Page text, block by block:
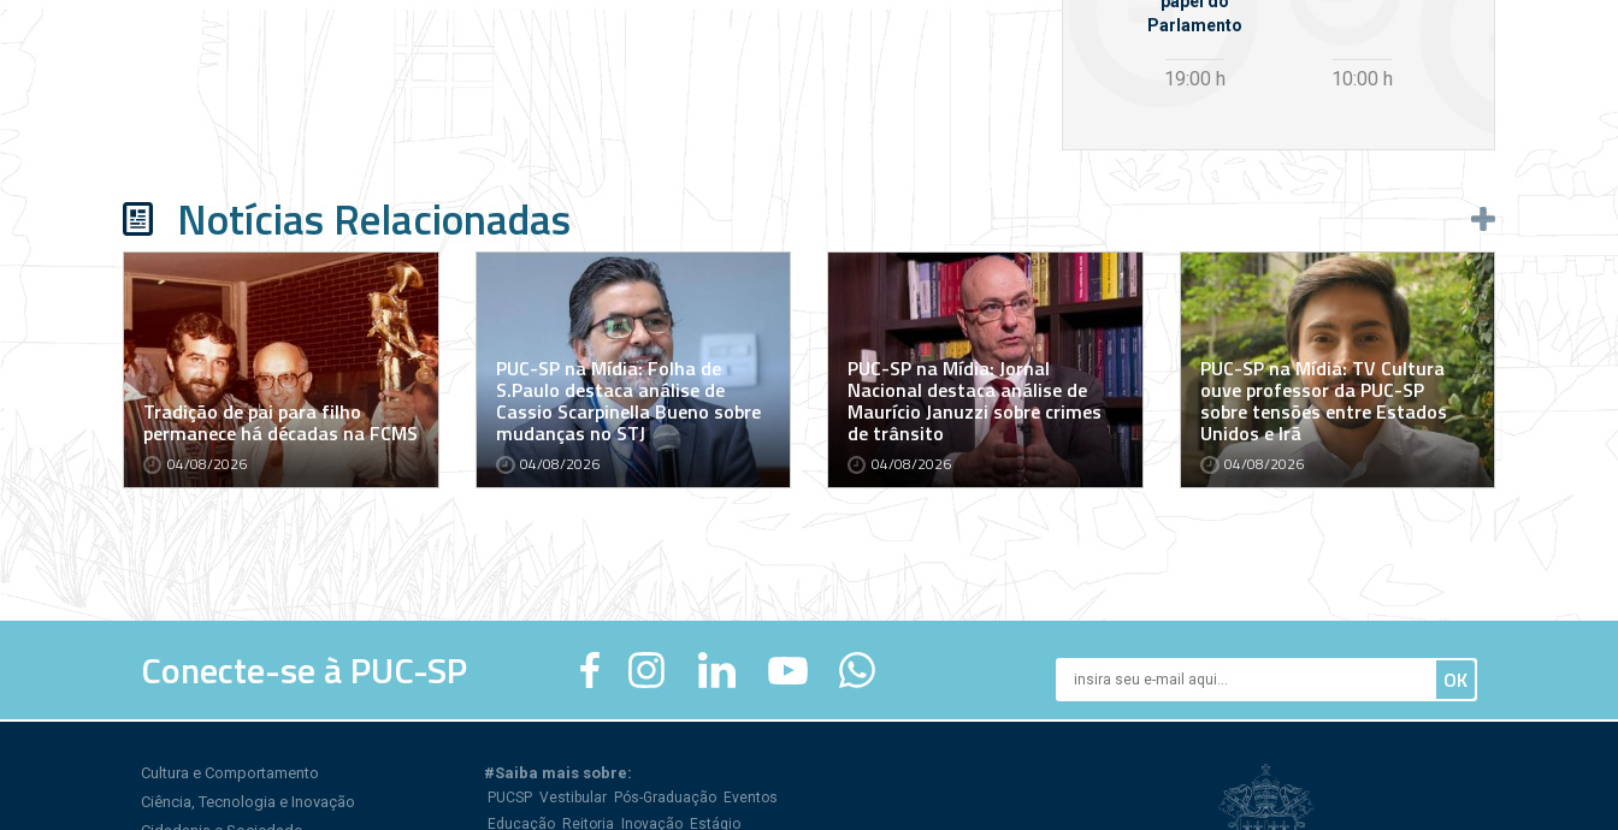
Parlamento
19:00 h 10:00 h
Notícias Relacionadas
Tradição de pai para filho
permanece há décadas na FCMS
04/08/2026
PUC-SP na Mídia: Folha de
S.Paulo destaca análise de
Cassio Scarpinella Bueno sobre
mudanças no STJ
04/08/2026
PUC-SP na Mídia: Jornal
Nacional destaca análise de
Maurício Januzzi sobre crimes
de trânsito
04/08/2026
PUC-SP na Mídia: TV Cultura
ouve professor da PUC-SP
sobre tensões entre Estados
Unidos e Irã
04/08/2026
Conecte-se à PUC-SP
Cultura e Comportamento
Ciência, Tecnologia e Inovação
#Saiba mais sobre:
PUCSP Vestibular Pós-Graduação Eventos
Educação Reitoria Inovação Estágio